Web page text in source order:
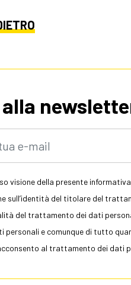
visione della presente
sull’identità del titolare del
del trattamento dei dati
e comunque di tutto
al trattamento dei dati